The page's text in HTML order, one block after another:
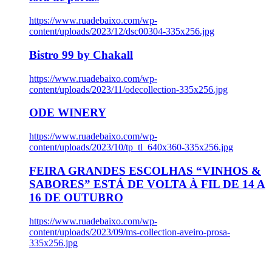
https://www.ruadebaixo.com/wp-
content/uploads/2023/12/dsc00304-335x256.jpg
Bistro 99 by Chakall
https://www.ruadebaixo.com/wp-
content/uploads/2023/11/odecollection-335x256.jpg
ODE WINERY
https://www.ruadebaixo.com/wp-
content/uploads/2023/10/tp_tl_640x360-335x256.jpg
FEIRA GRANDES ESCOLHAS “VINHOS &
SABORES” ESTÁ DE VOLTA À FIL DE 14 A
16 DE OUTUBRO
https://www.ruadebaixo.com/wp-
content/uploads/2023/09/ms-collection-aveiro-prosa-
335x256.jpg